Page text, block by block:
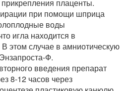
плаценты.
при помощи шприца
воды
игла находится в
этом случае в амниотическую
Ф.
введения препарат
8-12 часов через